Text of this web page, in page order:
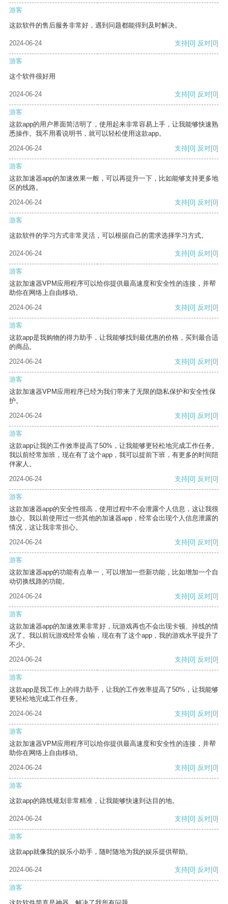
游客
这款软件的售后服务非常好，遇到问题都能得到及时解决。
2024-06-24 支持[0] 反对[0]
游客
这个软件很好用
2024-06-24 支持[0] 反对[0]
游客
这款app的用户界面简洁明了，使用起来非常容易上手，让我能够快速熟
悉操作。我不用看说明书，就可以轻松使用这款app。
2024-06-24
支持[0] 反对[0]
游客
这款加速器app的加速效果一般，可以再提升一下，比如能够支持更多地
区的线路。
2024-06-24
支持[0] 反对[0]
游客
这款软件的学习方式非常灵活，可以根据自己的需求选择学习方式。
2024-06-24 支持[0] 反对[0]
游客
这款加速器VPM应用程序可以给你提供最高速度和安全性的连接，并帮
助你在网络上自由移动。
2024-06-24
支持[0] 反对[0]
游客
这款app是我购物的得力助手，让我能够找到最优惠的价格，买到最合适
的商品。
2024-06-24
支持[0] 反对[0]
游客
这款加速器VPM应用程序已经为我们带来了无限的隐私保护和安全性保
护。
2024-06-24
支持[0] 反对[0]
游客
这款app让我的工作效率提高了50%，让我能够更轻松地完成工作任务。
我以前经常加班，现在有了这个app，我可以提前下班，有更多的时间陪
伴家人。
2024-06-24
支持[0] 反对[0]
游客
这款加速器app的安全性很高，使用过程中不会泄露个人信息，这让我很
放心。我以前使用过一些其他的加速器app，经常会出现个人信息泄露的
情况，这让我非常担心。
2024-06-24
支持[0] 反对[0]
游客
这款加速器app的功能有点单一，可以增加一些新功能，比如增加一个自
动切换线路的功能。
2024-06-24
支持[0] 反对[0]
游客
这款加速器app的加速效果非常好，玩游戏再也不会出现卡顿、掉线的情
况了。我以前玩游戏经常会输，现在有了这个app，我的游戏水平提升了
不少。
2024-06-24
支持[0] 反对[0]
游客
这款app是我工作上的得力助手，让我的工作效率提高了50%，让我能够
更轻松地完成工作任务。
2024-06-24
支持[0] 反对[0]
游客
这款加速器VPM应用程序可以给你提供最高速度和安全性的连接，并帮
助你在网络上自由移动。
2024-06-24
支持[0] 反对[0]
游客
这款app的路线规划非常精准，让我能够快速到达目的地。
2024-06-24 支持[0] 反对[0]
游客
这款app就像我的娱乐小助手，随时随地为我的娱乐提供帮助。
2024-06-24 支持[0] 反对[0]
游客